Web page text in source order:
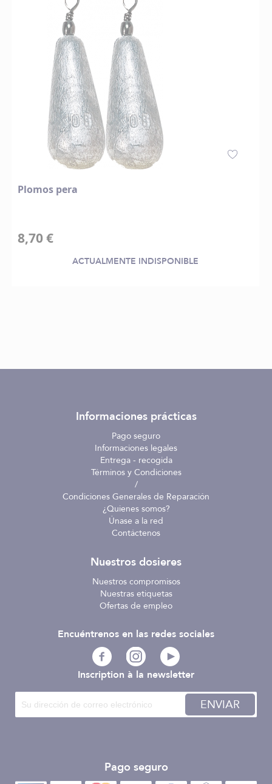
Plomos pera
8,70 €
ACTUALMENTE INDISPONIBLE
Informaciones prácticas
Pago seguro
Informaciones legales
Entrega - recogida
Términos y Condiciones
/
Condiciones Generales de Reparación
¿Quienes somos?
Únase a la red
Contáctenos
Nuestros dosieres
Nuestros compromisos
Nuestras etiquetas
Ofertas de empleo
Inscription à la newsletter
ENVIAR
Pago seguro
Encuéntrenos en las redes sociales